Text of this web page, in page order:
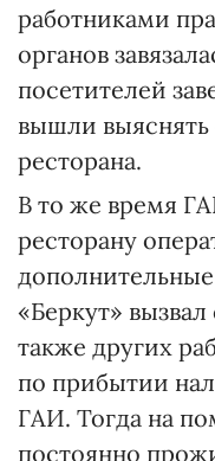
работниками
органов
посетителей
вышли
ресторана.
В то же время
ресторану
«Беркут»
также других
по прибытии
ГАИ. Тогда на
постоянно